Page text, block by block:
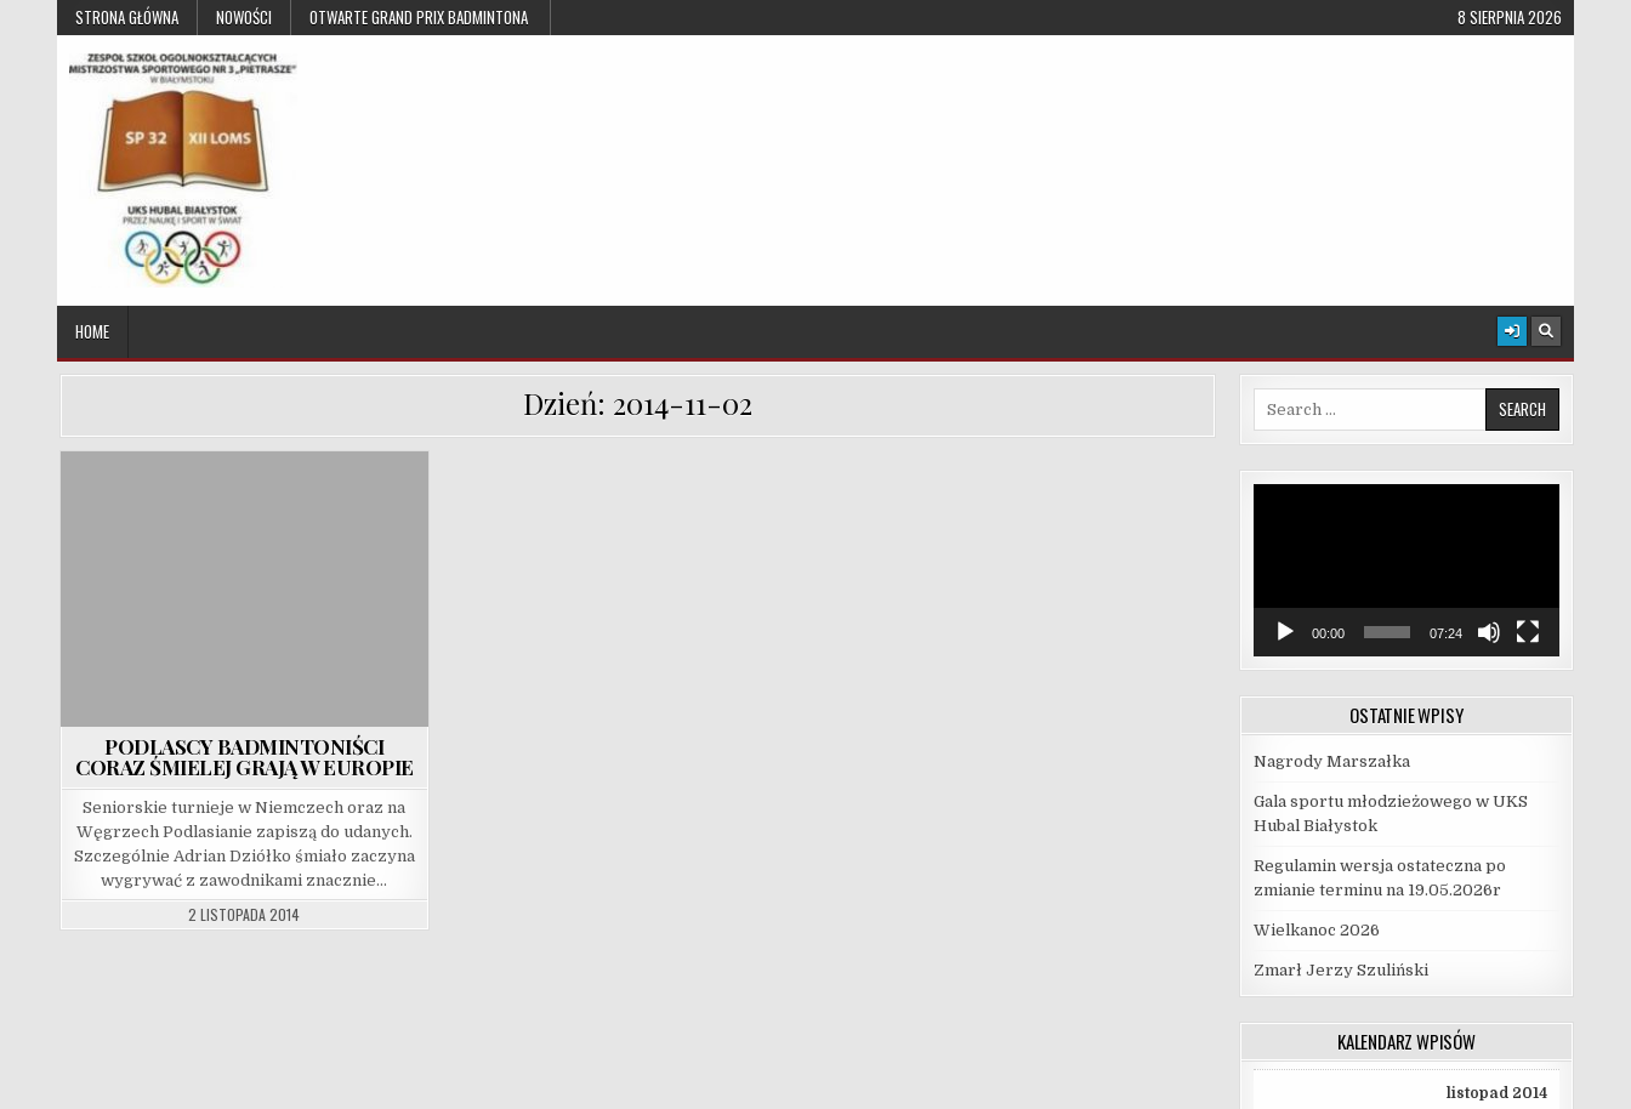
Skip to contentSTRONA GŁÓWNA NOWOŚCI OTWARTE GRAND PRIX BADMINTONA 8 SIERPNIA 2026
UKS Hubal Białystok
HOME
Dzień: 2014-11-02
PODLASCY BADMINTONIŚCI
CORAZ ŚMIELEJ GRAJĄ W EUROPIE
Seniorskie turnieje w Niemczech oraz na
Węgrzech Podlasianie zapiszą do udanych.
Szczególnie Adrian Dziółko śmiało zaczyna
wygrywać z zawodnikami znacznie…
2 LISTOPADA 2014
Search for:
00:00 07:24
OSTATNIE WPISY
Nagrody Marszałka
Gala sportu młodzieżowego w UKS
Hubal Białystok
Regulamin wersja ostateczna po
zmianie terminu na 19.05.2026r
Wielkanoc 2026
Zmarł Jerzy Szuliński
KALENDARZ WPISÓW
listopad 2014